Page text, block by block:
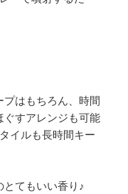
はもちろん、時間
すアレンジも可能
イルも長時間キー
てもいい香り♪